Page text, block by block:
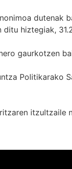
dutenak
hiztegiak,
gaurkotzen
Politikarako
itzultzaile